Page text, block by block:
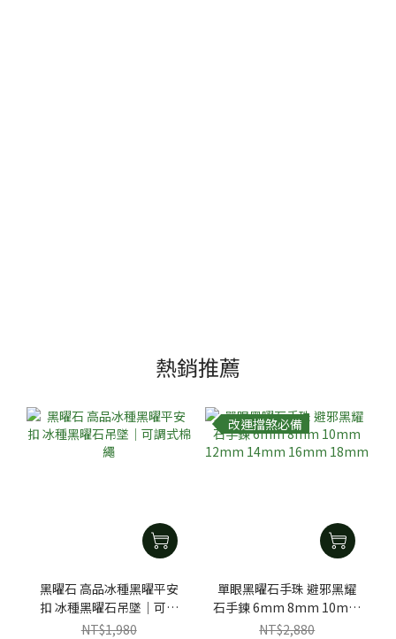
熱銷推薦
黑曜石 高品冰種黑曜平安
扣 冰種黑曜石吊墜｜可調
式棉繩
NT$1,980
改運擋煞必備
單眼黑曜石手珠 避邪黑耀
石手鍊 6mm 8mm 10mm
12mm 14mm 16mm
NT$2,880